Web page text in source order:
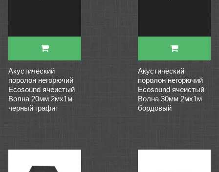
Акустический
поролон негорючий
Ecosound ячеистый
Волна 20мм 2мх1м
черный графит
Акустический
поролон негорючий
Ecosound ячеистый
Волна 30мм 2мх1м
бордовый